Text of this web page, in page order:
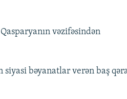
vəzifəsindən
bəyanatlar verən baş